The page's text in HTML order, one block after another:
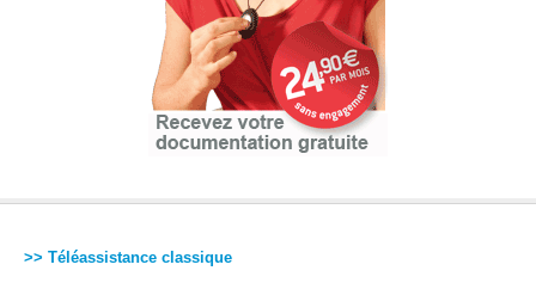
>> Téléassistance classique